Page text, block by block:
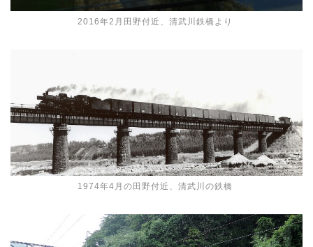
2016年2月田野付近、清武川鉄橋より
1974年4月の田野付近、清武川の鉄橋